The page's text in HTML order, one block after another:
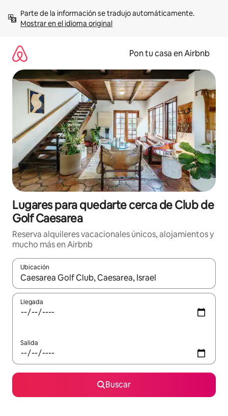
contenidoMostrar en el idioma original
Pon tu casa en Airbnb
Lugares para quedarte cerca de Club de
Golf Caesarea
Reserva alquileres vacacionales únicos, alojamientos y
mucho más en Airbnb
Ubicación
Cuando los resultados estén disponibles, navega con las
Llegada
Salida
Buscar